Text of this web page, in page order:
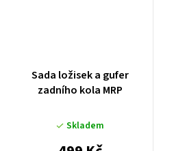
Sada ložisek a gufer
zadního kola MRP
Skladem